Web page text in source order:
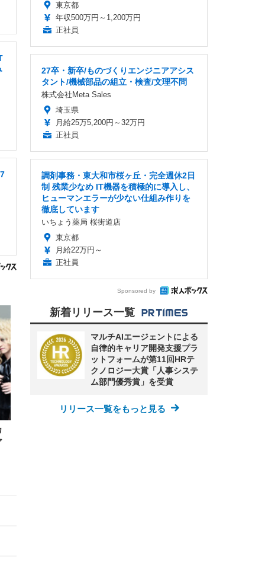
東京都
年収500万円～1,200万円
正社員
27卒・新卒/ものづくりエンジニアアシス
タント/機械部品の組立・検査/文理不問
株式会社Meta Sales
埼玉県
月給25万5,200円～32万円
正社員
調剤事務・東大和市桜ヶ丘・完全週休2日
制 残業少なめ IT機器を積極的に導入し、
ヒューマンエラーが少ない仕組み作りを
徹底しています
いちょう薬局 桜街道店
東京都
月給22万円～
正社員
Sponsored by
新着リリース一覧
マルチAIエージェントによる
自律的キャリア開発支援プラ
ットフォームが第11回HRテ
クノロジー大賞「人事システ
ム部門優秀賞」を受賞
リリース一覧をもっと見る